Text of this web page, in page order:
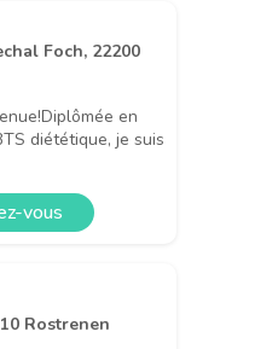
Foch, 22200
en
diététique, je suis
vous
Rostrenen